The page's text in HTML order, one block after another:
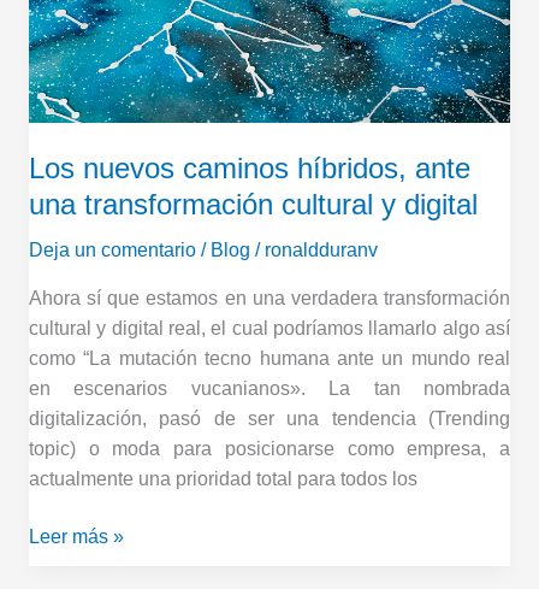
Los nuevos caminos híbridos, ante
una transformación cultural y digital
Deja un comentario / Blog / ronaldduranv
Ahora sí que estamos en una verdadera transformación
cultural y digital real, el cual podríamos llamarlo algo así
como “La mutación tecno humana ante un mundo real
en escenarios vucanianos». La tan nombrada
digitalización, pasó de ser una tendencia (Trending
topic) o moda para posicionarse como empresa, a
actualmente una prioridad total para todos los
ante
una
transformación
cultural
digital
Leer más »